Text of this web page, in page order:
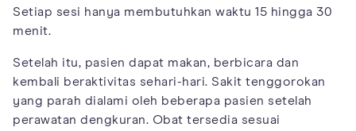
Setiap sesi hanya membutuhkan waktu 15 hingga 30
menit.
Setelah itu, pasien dapat makan, berbicara dan
kembali beraktivitas sehari-hari. Sakit tenggorokan
yang parah dialami oleh beberapa pasien setelah
perawatan dengkuran. Obat tersedia sesuai